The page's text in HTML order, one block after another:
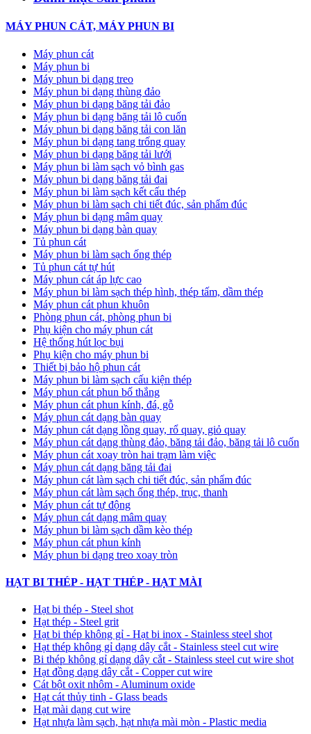
MÁY PHUN CÁT, MÁY PHUN BI
Máy phun cát
Máy phun bi
Máy phun bi dạng treo
Máy phun bi dạng thùng đảo
Máy phun bi dạng băng tải đảo
Máy phun bi dạng băng tải lô cuốn
Máy phun bi dạng băng tải con lăn
Máy phun bi dạng tang trống quay
Máy phun bi dạng băng tải lưới
Máy phun bi làm sạch vỏ bình gas
Máy phun bi dạng băng tải đai
Máy phun bi làm sạch kết cấu thép
Máy phun bi làm sạch chi tiết đúc, sản phẩm đúc
Máy phun bi dạng mâm quay
Máy phun bi dạng bàn quay
Tủ phun cát
Máy phun bi làm sạch ống thép
Tủ phun cát tự hút
Máy phun cát áp lực cao
Máy phun bi làm sạch thép hình, thép tấm, dầm thép
Máy phun cát phun khuôn
Phòng phun cát, phòng phun bi
Phụ kiện cho máy phun cát
Hệ thống hút lọc bụi
Phụ kiện cho máy phun bi
Thiết bị bảo hộ phun cát
Máy phun bi làm sạch cấu kiện thép
Máy phun cát phun bố thắng
Máy phun cát phun kính, đá, gỗ
Máy phun cát dạng bàn quay
Máy phun cát dạng lồng quay, rổ quay, giỏ quay
Máy phun cát dạng thùng đảo, băng tải đảo, băng tải lô cuốn
Máy phun cát xoay tròn hai trạm làm việc
Máy phun cát dạng băng tải đai
​Máy phun cát làm sạch chi tiết đúc, sản phẩm đúc
Máy phun cát làm sạch ống thép, trục, thanh
Máy phun cát tự động
​Máy phun cát dạng mâm quay
Máy phun bi làm sạch dầm kèo thép
Máy phun cát phun kính
Máy phun bi dạng treo xoay tròn
HẠT BI THÉP - HẠT THÉP - HẠT MÀI
Hạt bi thép - Steel shot
Hạt thép - Steel grit
Hạt bi thép không gỉ - Hạt bi inox - Stainless steel shot
Hạt thép không gỉ dạng dây cắt - Stainless steel cut wire
Bi thép không gỉ dạng dây cắt - Stainless steel cut wire shot
Hạt đồng dạng dây cắt - Copper cut wire
Cát bột oxit nhôm - Aluminum oxide
Hạt cát thủy tinh - Glass beads
Hạt mài dạng cut wire
Hạt nhựa làm sạch, hạt nhựa mài mòn - Plastic media